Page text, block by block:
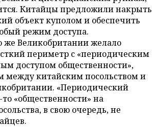
Китайцы предложили накрыть
объект куполом и обеспечить
режим доступа.
же Великобритании желало
периметр с «периодическим
доступом общественности»,
между китайским посольством и
«Периодический
«общественности» на
в свою очередь, не